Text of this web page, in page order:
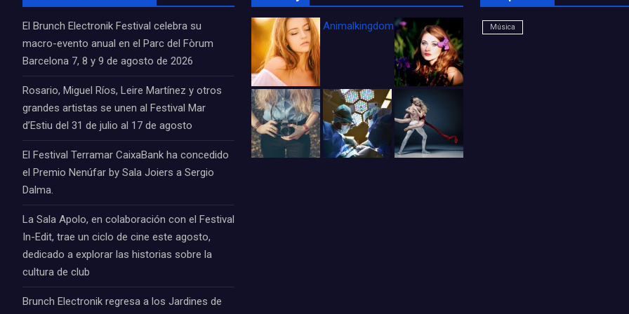
El Brunch Electronik Festival celebra su
macro-evento anual en el Parc del Fòrum
Barcelona 7, 8 y 9 de agosto de 2026
Rosario, Miguel Ríos, Leire Martínez y otros
grandes artistas se unen al Festival Mar
d’Estiu del 31 de julio al 17 de agosto
El Festival Terramar CaixaBank ha concedido
el Premio Nenúfar by Sala Joiers a Sergio
Dalma.
La Sala Apolo, en colaboración con el Festival
In-Edit, trae un ciclo de cine este agosto,
dedicado a explorar las historias sobre la
cultura de club
Brunch Electronik regresa a los Jardines de
Animalkingdom_FichaCine Música